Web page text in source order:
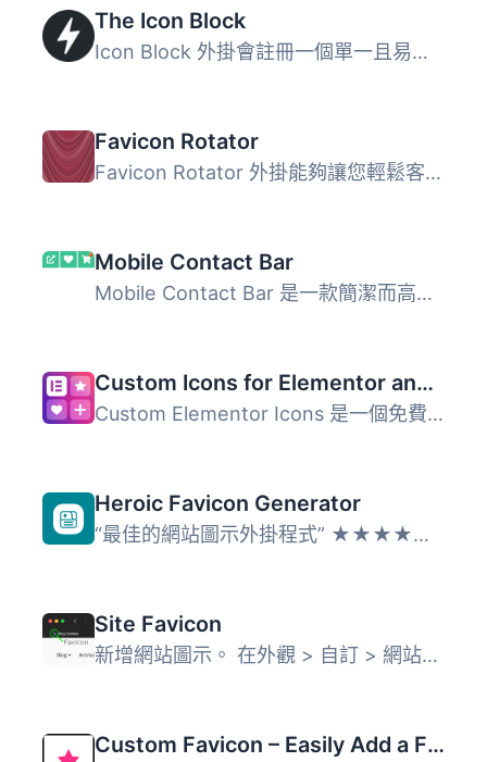
The Icon Block
Icon Block 外掛會註冊一個單一且易於使用的區塊，讓您可以在...
Favicon Rotator
Favicon Rotator 外掛能夠讓您輕鬆客製化您網站上的圖示。只...
Mobile Contact Bar
Mobile Contact Bar 是一款簡潔而高度可自定義的外掛程式，允...
Custom Icons for Elementor and WPBakery
Custom Elementor Icons 是一個免費的 WordPress 外掛，讓使...
Heroic Favicon Generator
“最佳的網站圖示外掛程式” ★★★★★ - WordPress.or...
Site Favicon
新增網站圖示。 在外觀 > 自訂 > 網站身分 > 網站圖...
Custom Favicon – Easily Add a Favicon in WordPress